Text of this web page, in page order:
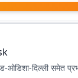
दिल्‍ली समेत